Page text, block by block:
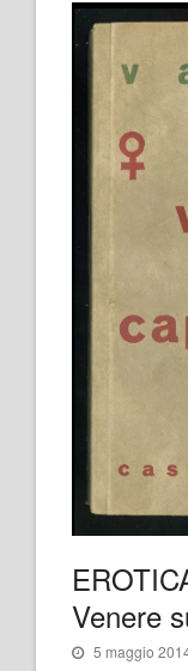
Venere
5 maggio